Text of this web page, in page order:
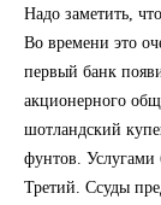
Надо заметить,
Во времени это
первый банк
акционерного
шотландский
фунтов. Услугами
Третий. Ссуды